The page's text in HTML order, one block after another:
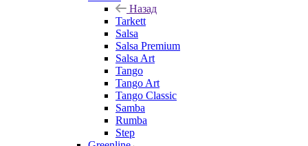
Назад
Tarkett
Salsa
Salsa Premium
Salsa Art
Tango
Tango Art
Tango Classic
Samba
Rumba
Step